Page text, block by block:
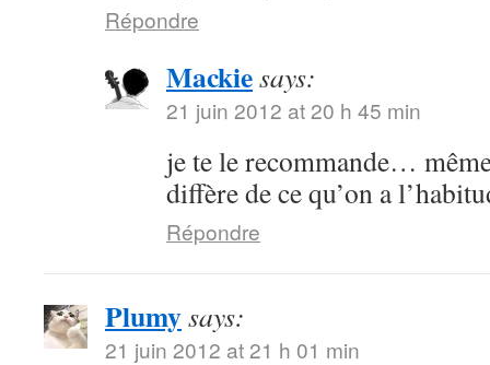
Répondre
Mackiesays:
21 juin 2012 at 20 h 45 min
je te le recommande…
diffère de ce qu’on a
Répondre
Plumysays:
21 juin 2012 at 21 h 01 min